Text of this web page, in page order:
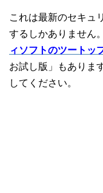
これは最新のセキュ
するしかありません
ィソフトのツートッ
お試し版」もありま
してください。